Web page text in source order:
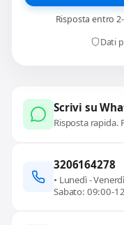
Risposta entro
Dati
Scrivi su
Risposta rapida.
3206164278
• Lunedì -
Sabato: 09:00-